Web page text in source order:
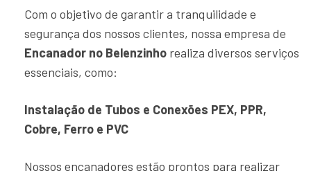
Com o objetivo de garantir a tranquilidade e
segurança dos nossos clientes, nossa empresa de
Encanador no Belenzinho realiza diversos serviços
essenciais, como:
Instalação de Tubos e Conexões PEX, PPR,
Cobre, Ferro e PVC
Nossos encanadores estão prontos para realizar